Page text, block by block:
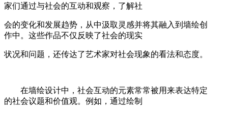
家们通过与社会的互动和观察，了解社
会的变化和发展趋势，从中汲取灵感并将其融入到墙绘创
作中。这些作品不仅反映了社会的现实
状况和问题，还传达了艺术家对社会现象的看法和态度。
在墙绘设计中，社会互动的元素常常被用来表达特定
的社会议题和价值观。例如，通过绘制